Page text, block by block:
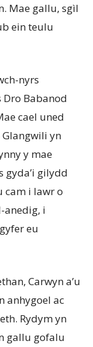
Mae gallu, sgìl
ein teulu
nyrs
Dro Babanod
cael uned
yn
y mae
gyda’i gilydd
cam i lawr o
anedig, i
eu
Carwyn a’u
anhygoel ac
Rydym yn
gallu gofalu